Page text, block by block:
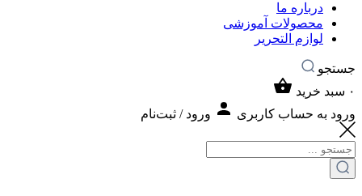
درباره ما
محصولات آموزشی
لوازم التحریر
جستجو
۰ سبد خرید
ورود به حساب کاربری
ورود / ثبت‌نام